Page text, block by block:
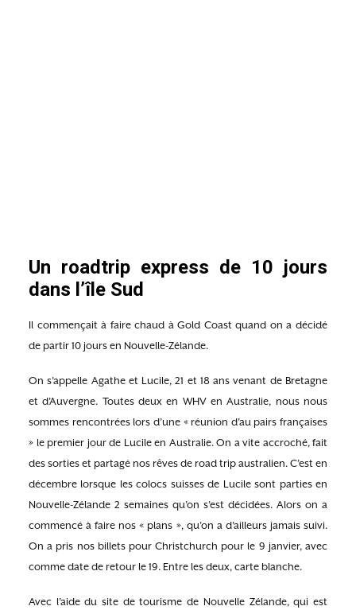
Un roadtrip express de 10 jours
dans l’île Sud
Il commençait à faire chaud à Gold Coast quand on a décidé
de partir 10 jours en Nouvelle-Zélande.
On s’appelle Agathe et Lucile, 21 et 18 ans venant de Bretagne
et d’Auvergne. Toutes deux en WHV en Australie, nous nous
sommes rencontrées lors d’une « réunion d’au pairs françaises
» le premier jour de Lucile en Australie. On a vite accroché, fait
des sorties et partagé nos rêves de road trip australien. C’est en
décembre lorsque les colocs suisses de Lucile sont parties en
Nouvelle-Zélande 2 semaines qu’on s’est décidées. Alors on a
commencé à faire nos « plans », qu’on a d’ailleurs jamais suivi.
On a pris nos billets pour Christchurch pour le 9 janvier, avec
comme date de retour le 19. Entre les deux, carte blanche.
Avec l’aide du site de tourisme de Nouvelle Zélande, qui est